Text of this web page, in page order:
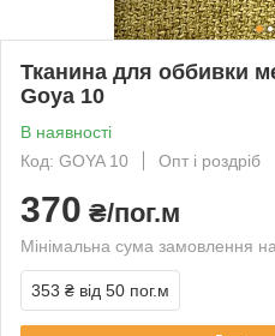
Тканина для оббивки
Goya 10
В наявності
Код: GOYA 10
Опт і роздріб
370 ₴/пог.м
Мінімальна сума замовлення
353 ₴ від 50 пог.м